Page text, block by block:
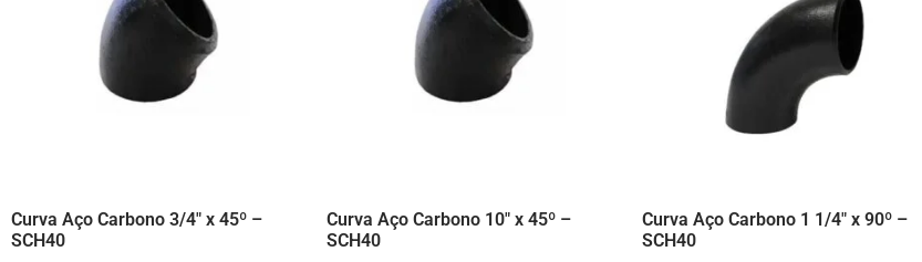
Curva Aço Carbono 3/4″ x 45º –
SCH40
Curva Aço Carbono 10″ x 45º –
SCH40
Curva Aço Carbono 1 1/4″ x 90º –
SCH40